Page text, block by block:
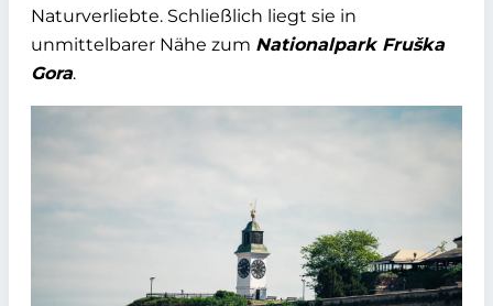
Naturverliebte. Schließlich liegt sie in
unmittelbarer Nähe zum Nationalpark Fruška
Gora.